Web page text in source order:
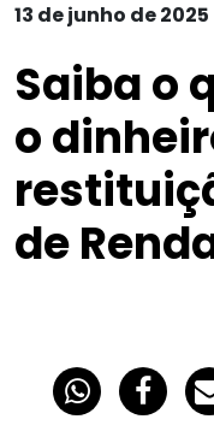
13 de junho de 2025
Saiba o
o
de